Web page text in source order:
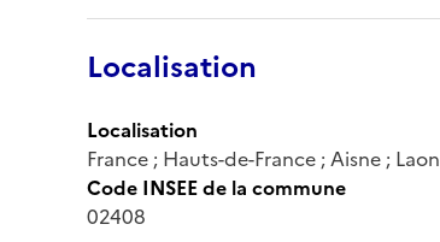
Localisation
Localisation
France ; Hauts-de-France ; Aisne ; Laon
Code INSEE de la commune
02408